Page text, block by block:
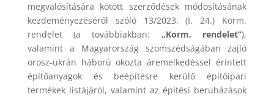
megvalósítására kötött szerződések módosításának
kezdeményezéséről szóló 13/2023. (I. 24.) Korm.
rendelet (a továbbiakban: „Korm. rendelet”),
valamint a Magyarország szomszédságában zajló
orosz-ukrán háború okozta áremelkedéssel érintett
építőanyagok és beépítésre kerülő építőipari
termékek listájáról, valamint az építési beruházások